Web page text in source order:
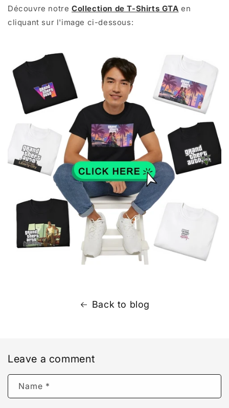
Découvre notre Collection de T-Shirts GTA en
cliquant sur l'image ci-dessous:
Back to blog
Leave a comment
Name *